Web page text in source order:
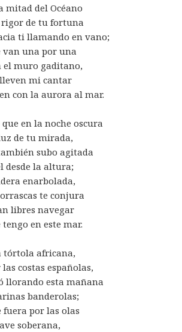
mitad del Océano
de tu fortuna
ti llamando en vano;
van una por una
el muro gaditano,
mi cantar
con la aurora al mar.
en la noche oscura
de tu mirada,
subo agitada
desde la altura;
enarbolada,
te conjura
libres navegar
en este mar.
tórtola africana,
costas españolas,
llorando esta mañana
banderolas;
fuera por las olas
soberana,